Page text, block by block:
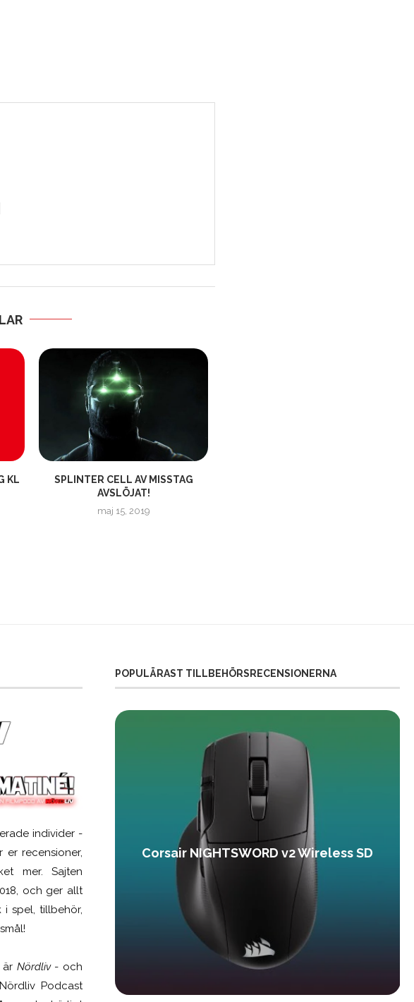
KL
SPLINTER CELL AV MISSTAG
AVSLÖJAT!
maj 15, 2019
individer -
recensioner,
mer. Sajten
och ger allt
spel, tillbehör,
är Nördliv- och
Podcast
POPULÄRAST TILLBEHÖRSRECENSIONERNA
Corsair NIGHTSWORD v2 Wireless SD